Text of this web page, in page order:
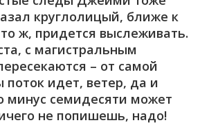
круглолицый, ближе к
ж, придется выслеживать.
с магистральным
– от самой
идет, ветер, да и
минус семидесяти может
не попишешь, надо!